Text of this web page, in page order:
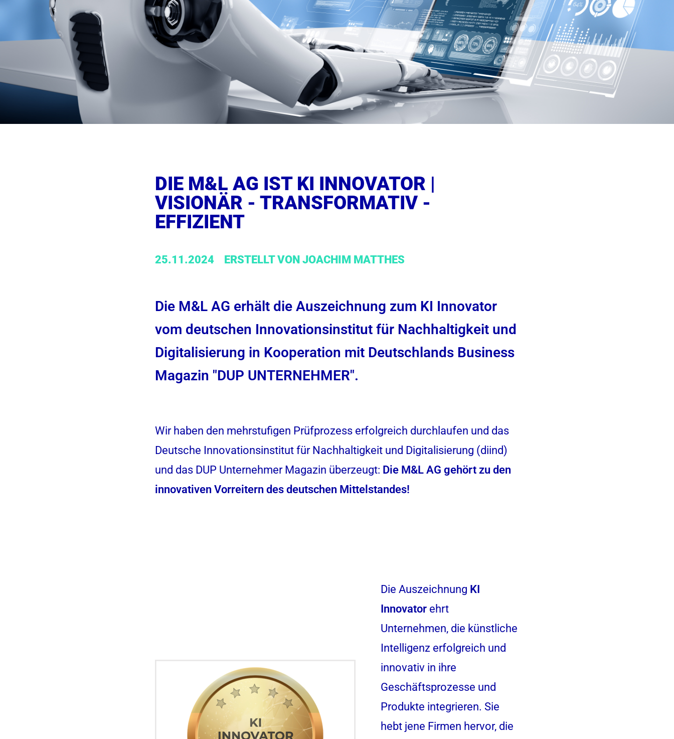
DIE M&L AG IST KI INNOVATOR |
VISIONÄR - TRANSFORMATIV -
EFFIZIENT
25.11.2024 ERSTELLT VONJOACHIM MATTHES
Die M&L AG erhält die Auszeichnung zum KI Innovator
vom deutschen Innovationsinstitut für Nachhaltigkeit und
Digitalisierung in Kooperation mit Deutschlands Business
Magazin "DUP UNTERNEHMER".
Wir haben den mehrstufigen Prüfprozess erfolgreich durchlaufen und das
Deutsche Innovationsinstitut für Nachhaltigkeit und Digitalisierung (diind)
und das DUP Unternehmer Magazin überzeugt: Die M&L AG gehört zu den
innovativen Vorreitern des deutschen Mittelstandes!
Die Auszeichnung KI
Innovator ehrt
Unternehmen, die künstliche
Intelligenz erfolgreich und
innovativ in ihre
Geschäftsprozesse und
Produkte integrieren. Sie
hebt jene Firmen hervor, die